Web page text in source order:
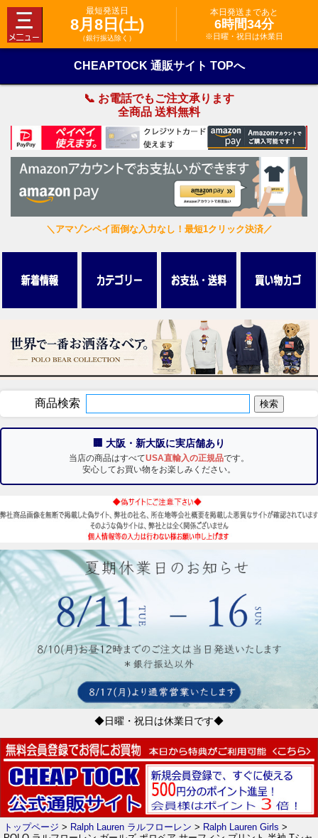
最短発送日
8月8日(土)
（銀行振込除く）
本日発送まであと
6時間34分
※日曜・祝日は休業日
CHEAPTOCK 通販サイト TOPへ
📞 お電話でもご注文承ります
全商品 送料無料
＼アマゾンペイ面倒な入力なし！最短1クリック決済／
商品検索
🏢 大阪・新大阪に実店舗あり
当店の商品はすべてUSA直輸入の正規品です。
安心してお買い物をお楽しみください。
◆日曜・祝日は休業日です◆
トップページ > Ralph Lauren ラルフローレン > Ralph Lauren Girls >